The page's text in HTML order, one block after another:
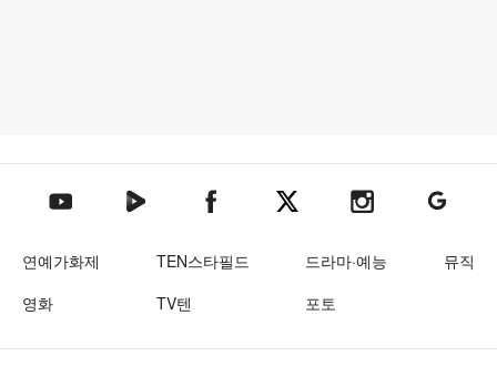
텐아시아 유튜브텐아시아 네이버TV텐아시아 페이스북텐아시아 엑스텐아시아 인스타그램
텐아시아
연예가화제 TEN스타필드 드라마·예능
뮤직
영화
TV텐 포토